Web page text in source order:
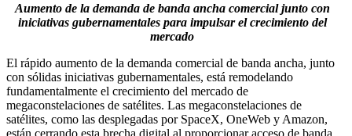
Aumento de la demanda de banda ancha comercial junto con
iniciativas gubernamentales para impulsar el crecimiento del
mercado
El rápido aumento de la demanda comercial de banda ancha, junto
con sólidas iniciativas gubernamentales, está remodelando
fundamentalmente el crecimiento del mercado de
megaconstelaciones de satélites. Las megaconstelaciones de
satélites, como las desplegadas por SpaceX, OneWeb y Amazon,
están cerrando esta brecha digital al proporcionar acceso de banda